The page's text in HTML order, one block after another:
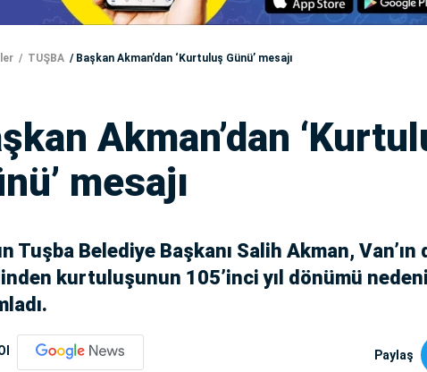
TUŞBA Başkan Akman’dan ‘Kurtuluş Günü’ mesajı
Akman’dan
mesajı
Tuşba Belediye Başkanı Salih Akman, Van’ın
kurtuluşunun 105’inci yıl dönümü
Paylaş